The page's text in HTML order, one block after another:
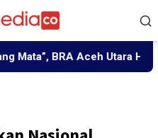
Aceh Utara Himpun